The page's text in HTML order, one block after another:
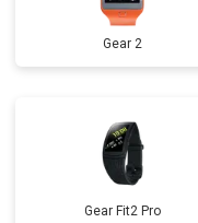
Gear 2
Gear Fit2 Pro